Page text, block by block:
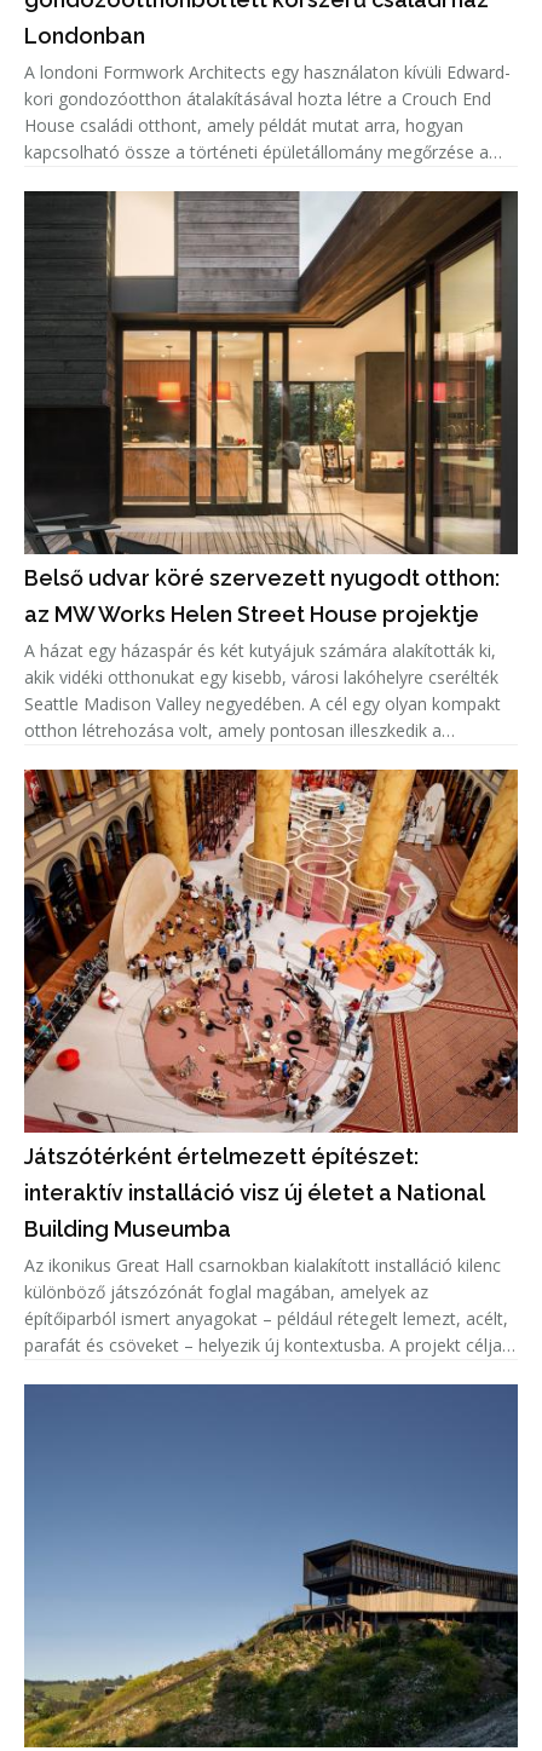
Londonban
A londoni Formwork Architects egy használaton kívüli Edward-
kori gondozóotthon átalakításával hozta létre a Crouch End
House családi otthont, amely példát mutat arra, hogyan
kapcsolható össze a történeti épületállomány megőrzése a
Belső udvar köré szervezett nyugodt otthon:
az MW Works Helen Street House projektje
A házat egy házaspár és két kutyájuk számára alakították ki,
akik vidéki otthonukat egy kisebb, városi lakóhelyre cserélték
Seattle Madison Valley negyedében. A cél egy olyan kompakt
otthon létrehozása volt, amely pontosan illeszkedik a
és a te
Játszótérként értelmezett építészet:
interaktív installáció visz új életet a National
Building Museumba
Az ikonikus Great Hall csarnokban kialakított installáció kilenc
különböző játszózónát foglal magában, amelyek az
építőiparból ismert anyagokat – például rétegelt lemezt, acélt,
parafát és csöveket – helyezik új kontextusba. A projekt célja,